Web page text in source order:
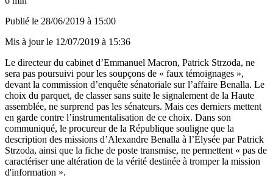
Publié le 28/06/2019 à 15:00
Mis à jour le 12/07/2019 à 15:36
Le directeur du cabinet d’Emmanuel Macron, Patrick Strzoda, ne
sera pas poursuivi pour les soupçons de « faux témoignages »,
devant la commission d’enquête sénatoriale sur l’affaire Benalla. Le
choix du parquet, de classer sans suite le signalement de la Haute
assemblée, ne surprend pas les sénateurs. Mais ces derniers mettent
en garde contre l’instrumentalisation de ce choix. Dans son
communiqué, le procureur de la République souligne que la
description des missions d’Alexandre Benalla à l’Élysée par Patrick
Strzoda, ainsi que la fiche de poste transmise, ne permettent « pas de
caractériser une altération de la vérité destinée à tromper la mission
d'information ».